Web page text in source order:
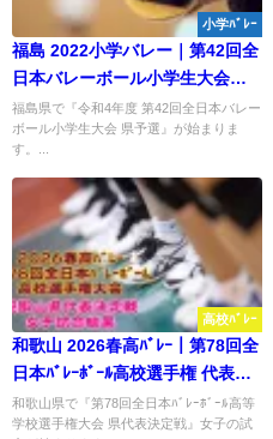
小学ﾊﾞﾚｰ
福島 2022小学バレー｜第42回全
日本バレーボール小学生大会県
予選 試合結果
福島県で『令和4年度 第42回全日本バレー
ボール小学生大会 県予選』が始まりま
す。...
高校ﾊﾞﾚｰ
和歌山 2026春高ﾊﾞﾚｰ｜第78回全
日本ﾊﾞﾚｰﾎﾞｰﾙ高校選手権 代表決
定戦 女子結果
和歌山県で『第78回全日本ﾊﾞﾚｰﾎﾞｰﾙ高等
学校選手権大会 県代表決定戦』女子の試